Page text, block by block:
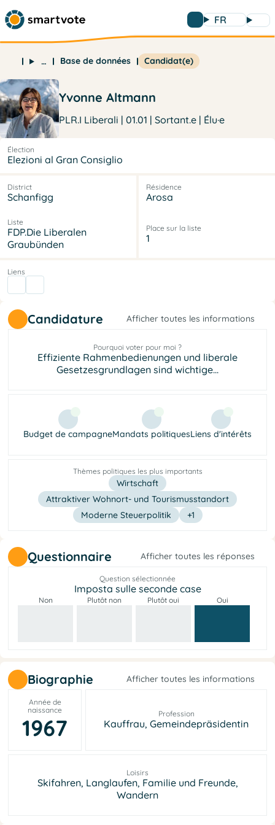
FR
… Base de données Candidat(e)
Yvonne Altmann
PLR.I Liberali | 01.01 | Sortant.e | Élu·e
Élection
Elezioni al Gran Consiglio
District
Schanfigg
Résidence
Arosa
Liste
FDP.Die Liberalen
Graubünden
Place sur la liste
1
Liens
Candidature Afficher toutes les informations
Pourquoi voter pour moi ?
Effiziente Rahmenbedienungen und liberale
Gesetzesgrundlagen sind wichtige...
Budget de campagneMandats politiquesLiens d'intérêts
Thèmes politiques les plus importants
Wirtschaft
Attraktiver Wohnort- und Tourismusstandort
Moderne Steuerpolitik
+1
Questionnaire Afficher toutes les réponses
Question sélectionnée
Imposta sulle seconde case
Non Plutôt non Plutôt oui Oui
Biographie Afficher toutes les informations
Année de
naissance
1967
Profession
Kauffrau, Gemeindepräsidentin
Loisirs
Skifahren, Langlaufen, Familie und Freunde,
Wandern